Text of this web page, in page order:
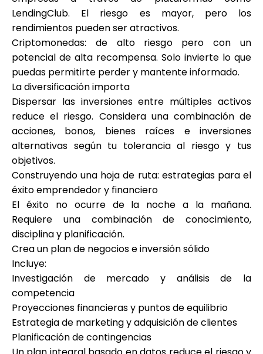
LendingClub. El riesgo es mayor, pero los
rendimientos pueden ser atractivos.
Criptomonedas: de alto riesgo pero con un
potencial de alta recompensa. Solo invierte lo que
puedas permitirte perder y mantente informado.
La diversificación importa
Dispersar las inversiones entre múltiples activos
reduce el riesgo. Considera una combinación de
acciones, bonos, bienes raíces e inversiones
alternativas según tu tolerancia al riesgo y tus
objetivos.
Construyendo una hoja de ruta: estrategias para el
éxito emprendedor y financiero
El éxito no ocurre de la noche a la mañana.
Requiere una combinación de conocimiento,
disciplina y planificación.
Crea un plan de negocios e inversión sólido
Incluye:
Investigación de mercado y análisis de la
competencia
Proyecciones financieras y puntos de equilibrio
Estrategia de marketing y adquisición de clientes
Planificación de contingencias